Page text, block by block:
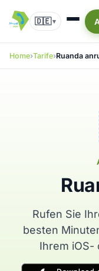
🇩🇪▾
Home Tarife Ruanda
Rufen Sie
besten
Ihrem iOS-